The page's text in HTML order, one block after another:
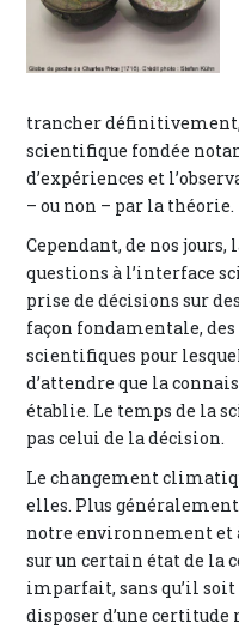
trancher
scientifique fondée
d’expériences et
– ou non – par la théorie.
Cependant, de nos
questions à l’interface
prise de décisions sur
façon fondamentale,
scientifiques pour
d’attendre que la
établie. Le temps de la
pas celui de la décision.
Le changement
elles. Plus
notre environnement et
sur un certain état de la
imparfait, sans qu’il soit
disposer d’une certitude